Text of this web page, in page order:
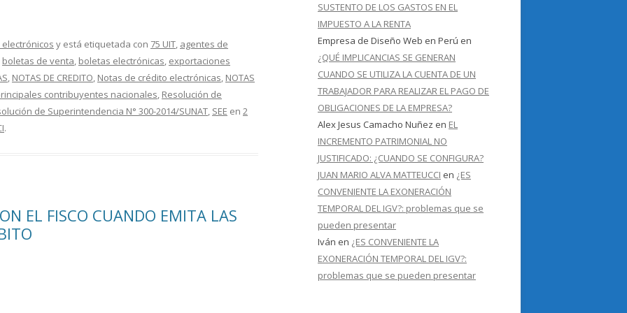
y está etiquetada con 75 UIT, agentes de
boletas de venta, boletas electrónicas, exportaciones
, NOTAS DE CREDITO, Notas de crédito electrónicas, NOTAS
contribuyentes nacionales, Resolución de
de Superintendencia N° 300-2014/SUNAT, SEE en 2
.
EL FISCO CUANDO EMITA LAS
SUSTENTO DE LOS GASTOS EN EL
IMPUESTO A LA RENTA
Empresa de Diseño Web en Perú en
¿QUÉ IMPLICANCIAS SE GENERAN
CUANDO SE UTILIZA LA CUENTA DE UN
TRABAJADOR PARA REALIZAR EL PAGO DE
OBLIGACIONES DE LA EMPRESA?
Alex Jesus Camacho Nuñez en EL
INCREMENTO PATRIMONIAL NO
JUSTIFICADO: ¿CUANDO SE CONFIGURA?
JUAN MARIO ALVA MATTEUCCI en ¿ES
CONVENIENTE LA EXONERACIÓN
TEMPORAL DEL IGV?: problemas que se
pueden presentar
Iván en ¿ES CONVENIENTE LA
EXONERACIÓN TEMPORAL DEL IGV?:
problemas que se pueden presentar